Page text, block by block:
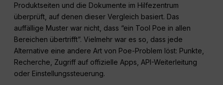
Produktseiten und die Dokumente im Hilfezentrum
überprüft, auf denen dieser Vergleich basiert. Das
auffällige Muster war nicht, dass “ein Tool Poe in allen
Bereichen übertrifft”. Vielmehr war es so, dass jede
Alternative eine andere Art von Poe-Problem löst: Punkte,
Recherche, Zugriff auf offizielle Apps, API-Weiterleitung
oder Einstellungssteuerung.